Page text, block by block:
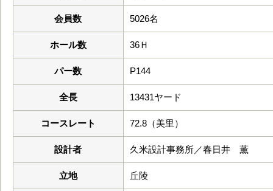
会員数 5026名
ホール数 36Ｈ
パー数 P144
全長 13431ヤード
コースレート 72.8（美里）
設計者 久米設計事務所／春日井 薫
立地 丘陵